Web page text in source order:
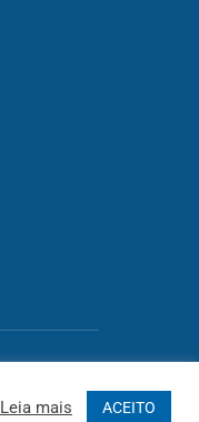
Leia mais ACEITO